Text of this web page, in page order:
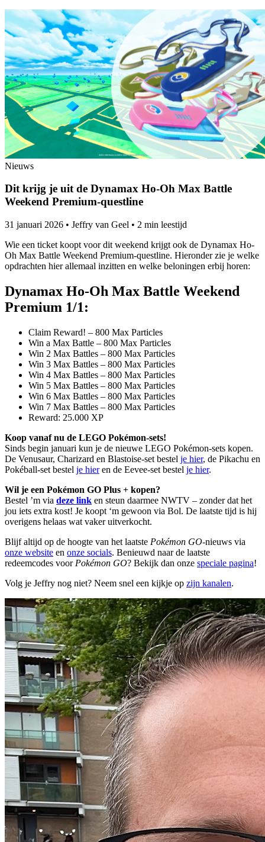
Nieuws
Dit krijg je uit de Dynamax Ho-Oh Max Battle
Weekend Premium-questline
31 januari 2026 • Jeffry van Geel • 2 min leestijd
Wie een ticket koopt voor dit weekend krijgt ook de Dynamax Ho-
Oh Max Battle Weekend Premium-questline. Hieronder zie je welke
opdrachten hier allemaal inzitten en welke beloningen erbij horen:
Dynamax Ho-Oh Max Battle Weekend
Premium 1/1:
Claim Reward! – 800 Max Particles
Win a Max Battle – 800 Max Particles
Win 2 Max Battles – 800 Max Particles
Win 3 Max Battles – 800 Max Particles
Win 4 Max Battles – 800 Max Particles
Win 5 Max Battles – 800 Max Particles
Win 6 Max Battles – 800 Max Particles
Win 7 Max Battles – 800 Max Particles
Reward: 25.000 XP
Koop vanaf nu de LEGO Pokémon-sets!
Sinds begin januari kun je de nieuwe LEGO Pokémon-sets kopen.
De Venusaur, Charizard en Blastoise-set bestel je hier, de Pikachu en
Pokéball-set bestel je hieren de Eevee-set bestel je hier.
Wil je een Pokémon GO Plus + kopen?
Bestel ’m via deze link en steun daarmee NWTV – zonder dat het
jou iets extra kost! Je koopt ‘m gewoon via Bol. De laatste tijd is hij
overigens helaas wat vaker uitverkocht.
Blijf altijd op de hoogte van het laatste Pokémon GO-nieuws via
onze website en onze socials. Benieuwd naar de laatste
redeemcodes voor Pokémon GO? Bekijk dan onze speciale pagina!
Volg je Jeffry nog niet? Neem snel een kijkje op zijn kanalen.